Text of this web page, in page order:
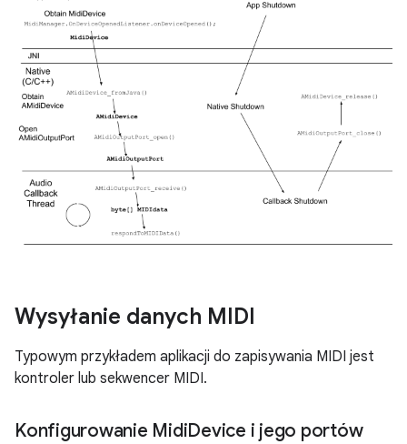
Wysyłanie danych MIDI
Typowym przykładem aplikacji do zapisywania MIDI jest
kontroler lub sekwencer MIDI.
Konfigurowanie MidiDevice i jego portów